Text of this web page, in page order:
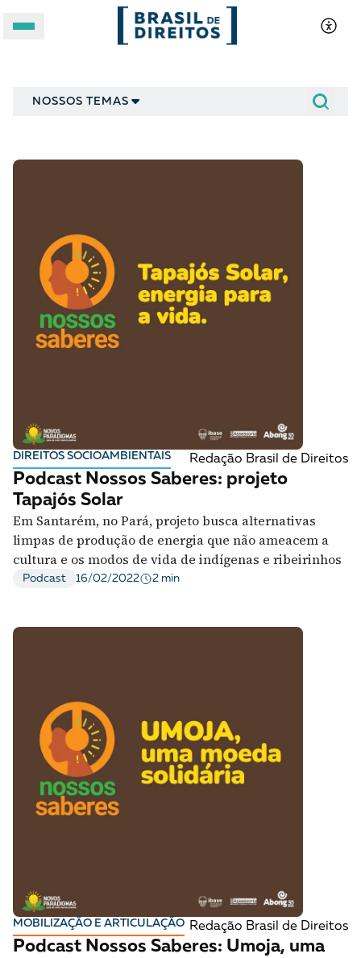
FORMATOS
Apoie a Brasil de Direitos
VEJA COMO APOIAR!
NOSSOS TEMAS
DIREITOS SOCIOAMBIENTAIS Redação Brasil de Direitos
Podcast Nossos Saberes: projeto
Tapajós Solar
Em Santarém, no Pará, projeto busca alternativas
limpas de produção de energia que não ameacem a
cultura e os modos de vida de indígenas e ribeirinhos
Podcast 16/02/2022 2 min
MOBILIZAÇÃO E ARTICULAÇÃO Redação Brasil de Direitos
Podcast Nossos Saberes: Umoja, uma